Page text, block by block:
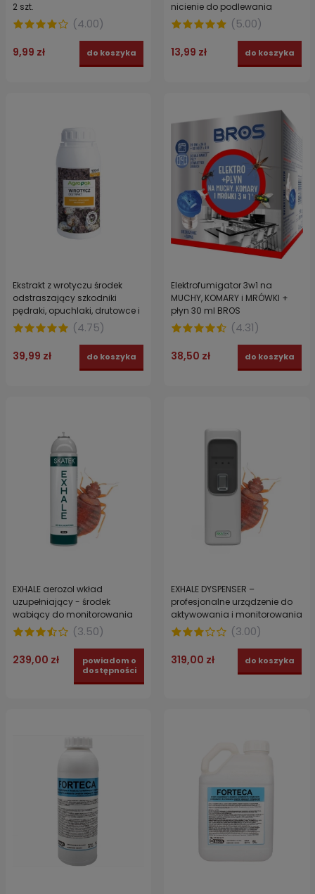
2 szt.
(4.00)
9,99 zł do koszyka
nicienie do podlewania
AGROPAK 100 ml
(5.00)
13,99 zł do koszyka
Ekstrakt z wrotyczu środek
odstraszający szkodniki
pędraki, opuchlaki, drutowce i
nicienie AGROPAK 500 ml
(4.75)
39,99 zł do koszyka
Elektrofumigator 3w1 na
MUCHY, KOMARY i MRÓWKI +
płyn 30 ml BROS
(4.31)
38,50 zł do koszyka
EXHALE aerozol wkład
uzupełniający - środek
wabiący do monitorowania
obecności pluskiew
domowych 1 szt.
(3.50)
239,00 zł
powiadom o
dostępności
EXHALE DYSPENSER –
profesjonalne urządzenie do
aktywowania i monitorowania
pluskiew domowych
(3.00)
319,00 zł do koszyka